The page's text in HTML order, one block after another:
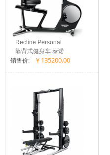
Recline Personal
靠背式健身车 泰诺
健...
销售价: ￥135200.00